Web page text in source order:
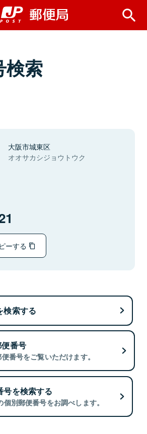
検索
大阪市城東区
オオサカシジョウトウク
ーする
検索する
番号
番号をご覧いただけます。
号を検索する
別郵便番号をお調べします。